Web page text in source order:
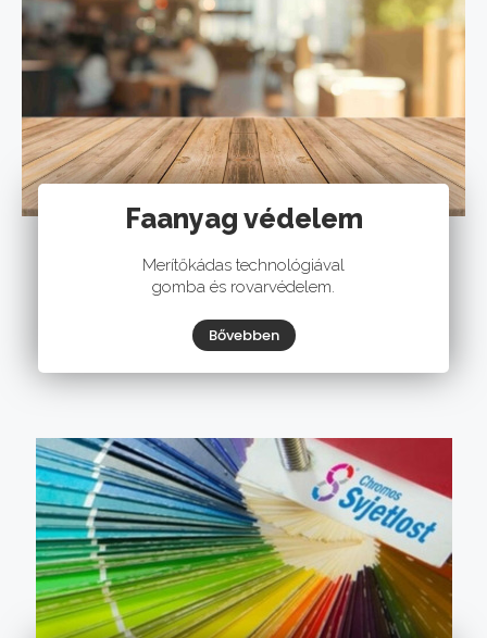
Faanyag védelem​
Merítőkádas technológiával
gomba és rovarvédelem.
Bővebben